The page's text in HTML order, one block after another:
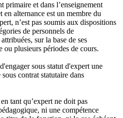
primaire et dans l’enseignement
en alternance est un membre du
n’est pas soumis aux dispositions
de personnels de
sur la base de ses
ou plusieurs périodes de cours.
sous statut d'expert une
contrat statutaire dans
tant qu’expert ne doit pas
ni une compétence